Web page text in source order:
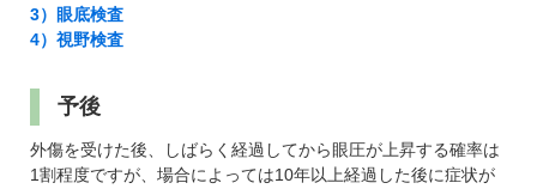
3）眼底検査
4）視野検査
予後
外傷を受けた後、しばらく経過してから眼圧が上昇する確率は
1割程度ですが、場合によっては10年以上経過した後に症状が